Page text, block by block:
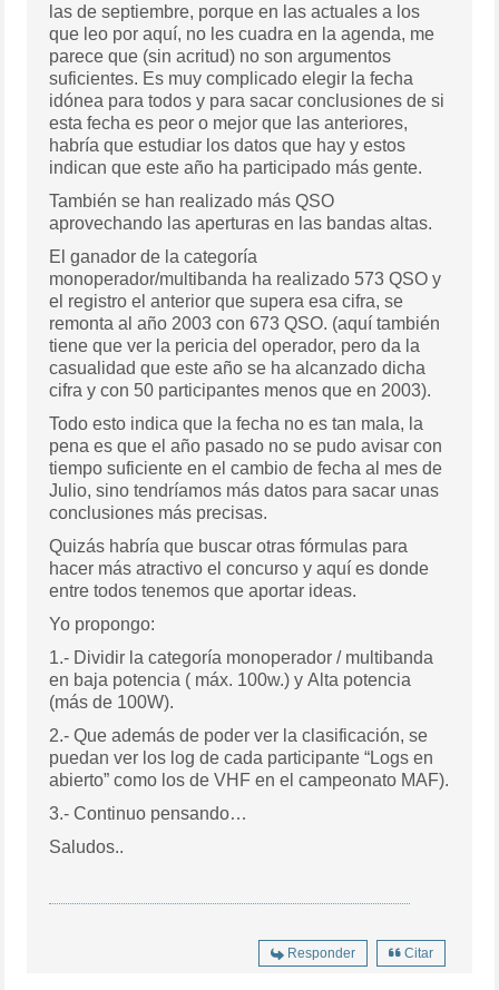
las de septiembre, porque en las actuales a los
que leo por aquí, no les cuadra en la agenda, me
parece que (sin acritud) no son argumentos
suficientes. Es muy complicado elegir la fecha
idónea para todos y para sacar conclusiones de si
esta fecha es peor o mejor que las anteriores,
habría que estudiar los datos que hay y estos
indican que este año ha participado más gente.
También se han realizado más QSO
aprovechando las aperturas en las bandas altas.
El ganador de la categoría
monoperador/multibanda ha realizado 573 QSO y
el registro el anterior que supera esa cifra, se
remonta al año 2003 con 673 QSO. (aquí también
tiene que ver la pericia del operador, pero da la
casualidad que este año se ha alcanzado dicha
cifra y con 50 participantes menos que en 2003).
Todo esto indica que la fecha no es tan mala, la
pena es que el año pasado no se pudo avisar con
tiempo suficiente en el cambio de fecha al mes de
Julio, sino tendríamos más datos para sacar unas
conclusiones más precisas.
Quizás habría que buscar otras fórmulas para
hacer más atractivo el concurso y aquí es donde
entre todos tenemos que aportar ideas.
Yo propongo:
1.- Dividir la categoría monoperador / multibanda
en baja potencia ( máx. 100w.) y Alta potencia
(más de 100W).
2.- Que además de poder ver la clasificación, se
puedan ver los log de cada participante “Logs en
abierto” como los de VHF en el campeonato MAF).
3.- Continuo pensando…
Saludos..
Responder Citar